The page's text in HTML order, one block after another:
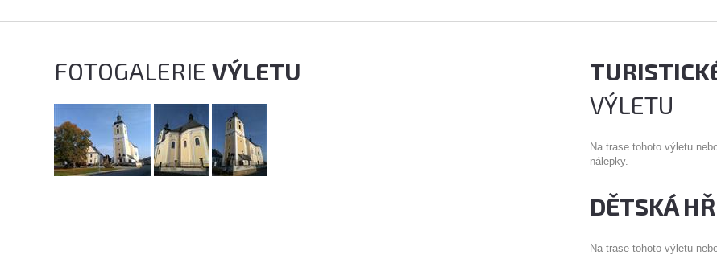
FOTOGALERIEVÝLETU
VÝLETU
Na trase tohoto výletu
nálepky.
DĚTSKÁ
Na trase tohoto výletu